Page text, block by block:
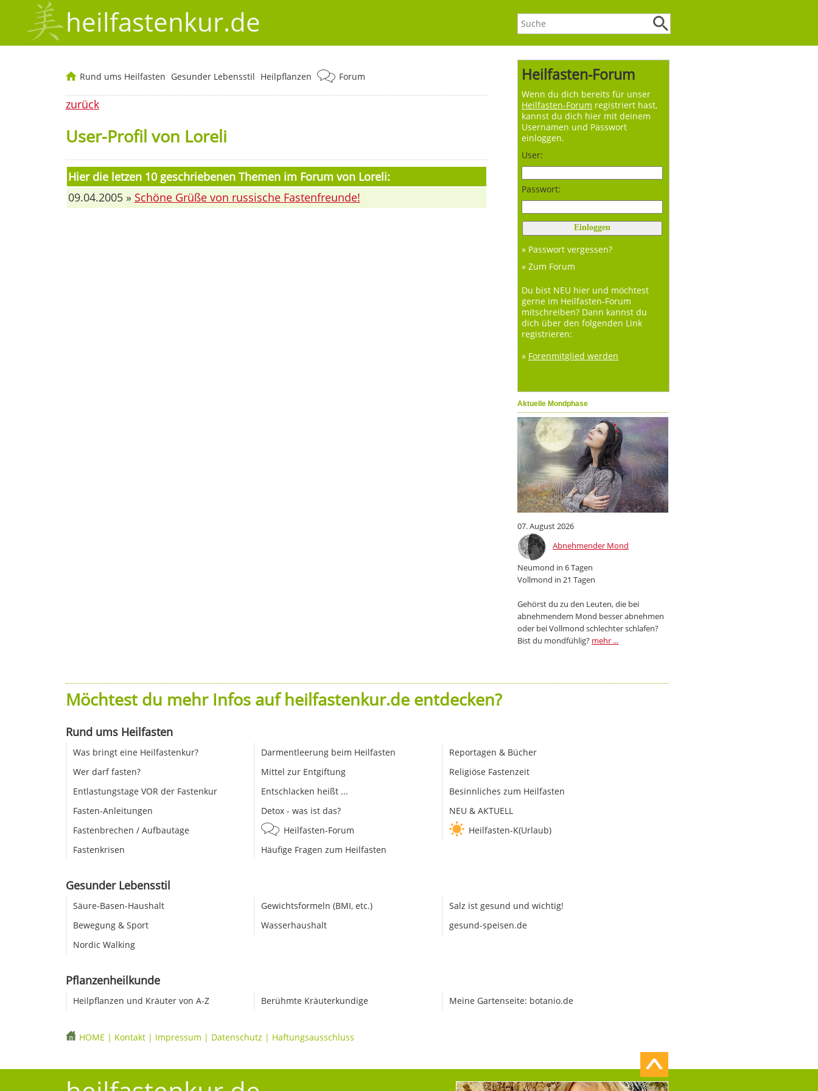
heilfastenkur.de
Heilfasten-Forum
Wenn du dich bereits für unser
Heilfasten-Forum registriert hast,
kannst du dich hier mit deinem
Usernamen und Passwort
einloggen.
User:
Passwort:
» Passwort vergessen?
» Zum Forum
Du bist NEU hier und möchtest
gerne im Heilfasten-Forum
mitschreiben? Dann kannst du
dich über den folgenden Link
registrieren:
» Forenmitglied werden
Aktuelle Mondphase
07. August 2026
Abnehmender Mond
Neumond in 6 Tagen
Vollmond in 21 Tagen
Gehörst du zu den Leuten, die bei
abnehmendem Mond besser abnehmen
oder bei Vollmond schlechter schlafen?
Bist du mondfühlig? mehr ...
Rund ums Heilfasten Gesunder Lebensstil Heilpflanzen Forum
zurück
User-Profil von Loreli
Hier die letzen 10 geschriebenen Themen im Forum von Loreli:
09.04.2005 » Schöne Grüße von russische Fastenfreunde!
Möchtest du mehr Infos auf heilfastenkur.de entdecken?
Rund ums Heilfasten
Was bringt eine Heilfastenkur?
Wer darf fasten?
Entlastungstage VOR der Fastenkur
Fasten-Anleitungen
Fastenbrechen / Aufbautage
Fastenkrisen
Darmentleerung beim Heilfasten
Mittel zur Entgiftung
Entschlacken heißt ...
Detox - was ist das?
Heilfasten-Forum
Häufige Fragen zum Heilfasten
Reportagen & Bücher
Religiöse Fastenzeit
Besinnliches zum Heilfasten
NEU & AKTUELL
Heilfasten-K(Urlaub)
Gesunder Lebensstil
Säure-Basen-Haushalt
Bewegung & Sport
Nordic Walking
Gewichtsformeln (BMI, etc.)
Wasserhaushalt
Salz ist gesund und wichtig!
gesund-speisen.de
Pflanzenheilkunde
Heilpflanzen und Kräuter von A-Z Berühmte Kräuterkundige Meine Gartenseite: botanio.de
HOME | Kontakt| Impressum | Datenschutz | Haftungsausschluss